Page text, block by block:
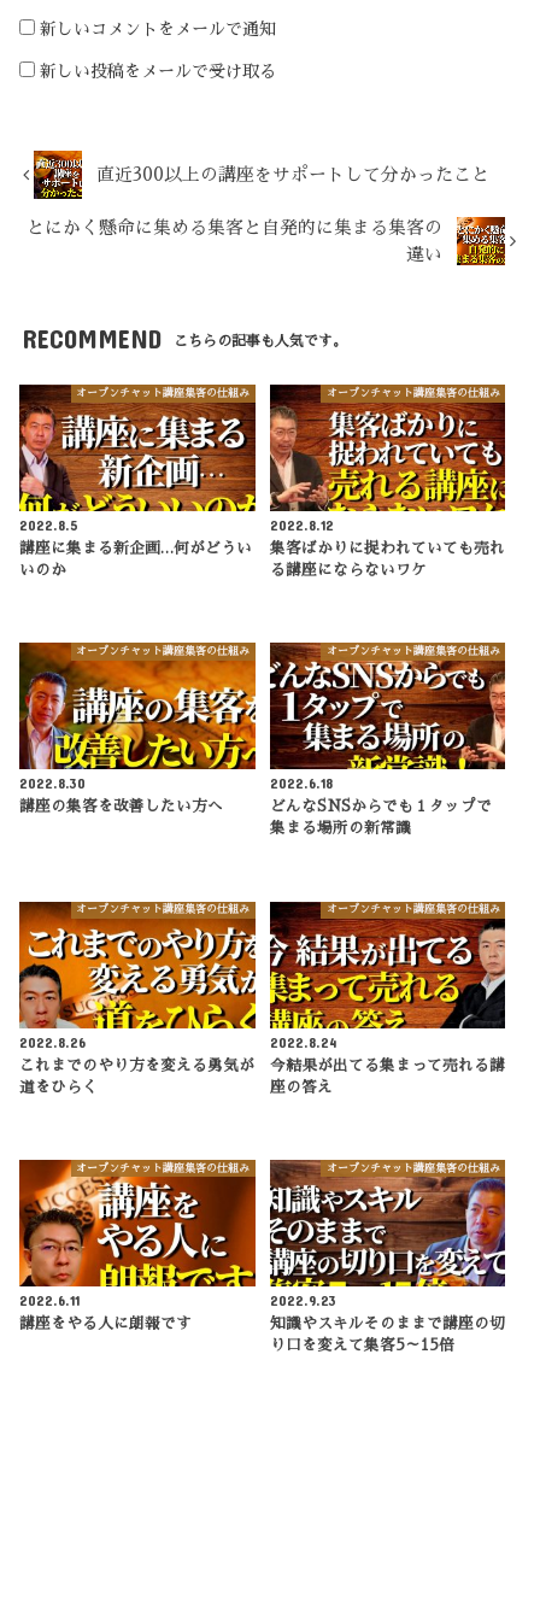
新しいコメントをメールで通知
新しい投稿をメールで受け取る
直近300以上の講座をサポートして分かったこと
とにかく懸命に集める集客と自発的に集まる集客の
違い
RECOMMEND こちらの記事も人気です。
オープンチャット講座集客の仕組み
2022.8.5
講座に集まる新企画…何がどうい
いのか
オープンチャット講座集客の仕組み
2022.8.12
集客ばかりに捉われていても売れ
る講座にならないワケ
オープンチャット講座集客の仕組み
2022.8.30
講座の集客を改善したい方へ
オープンチャット講座集客の仕組み
2022.6.18
どんなSNSからでも１タップで
集まる場所の新常識
オープンチャット講座集客の仕組み
2022.8.26
これまでのやり方を変える勇気が
道をひらく
オープンチャット講座集客の仕組み
2022.8.24
今結果が出てる集まって売れる講
座の答え
オープンチャット講座集客の仕組み
2022.6.11
講座をやる人に朗報です
オープンチャット講座集客の仕組み
2022.9.23
知識やスキルそのままで講座の切
り口を変えて集客5～15倍